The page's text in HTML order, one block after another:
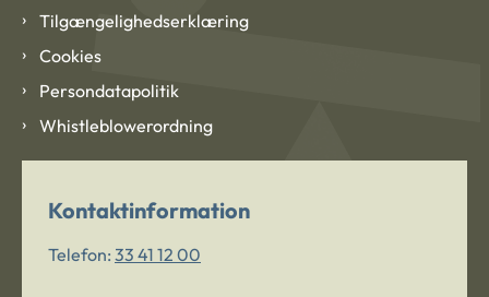
Tilgængelighedserklæring
Cookies
Persondatapolitik
Whistleblowerordning
Kontaktinformation
Telefon: 33 41 12 00